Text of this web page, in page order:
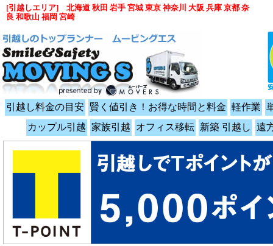
引越し料金の目安 賢く値引き！お得な時間と料金 軽作業
カップル引越 家族引越 オフィス移転 新築 引越し 遠
[引越しエリア] 北海道 秋田 岩手 宮城 東京 神奈川 大阪 兵庫 京都 奈
良 和歌山 福岡 宮崎